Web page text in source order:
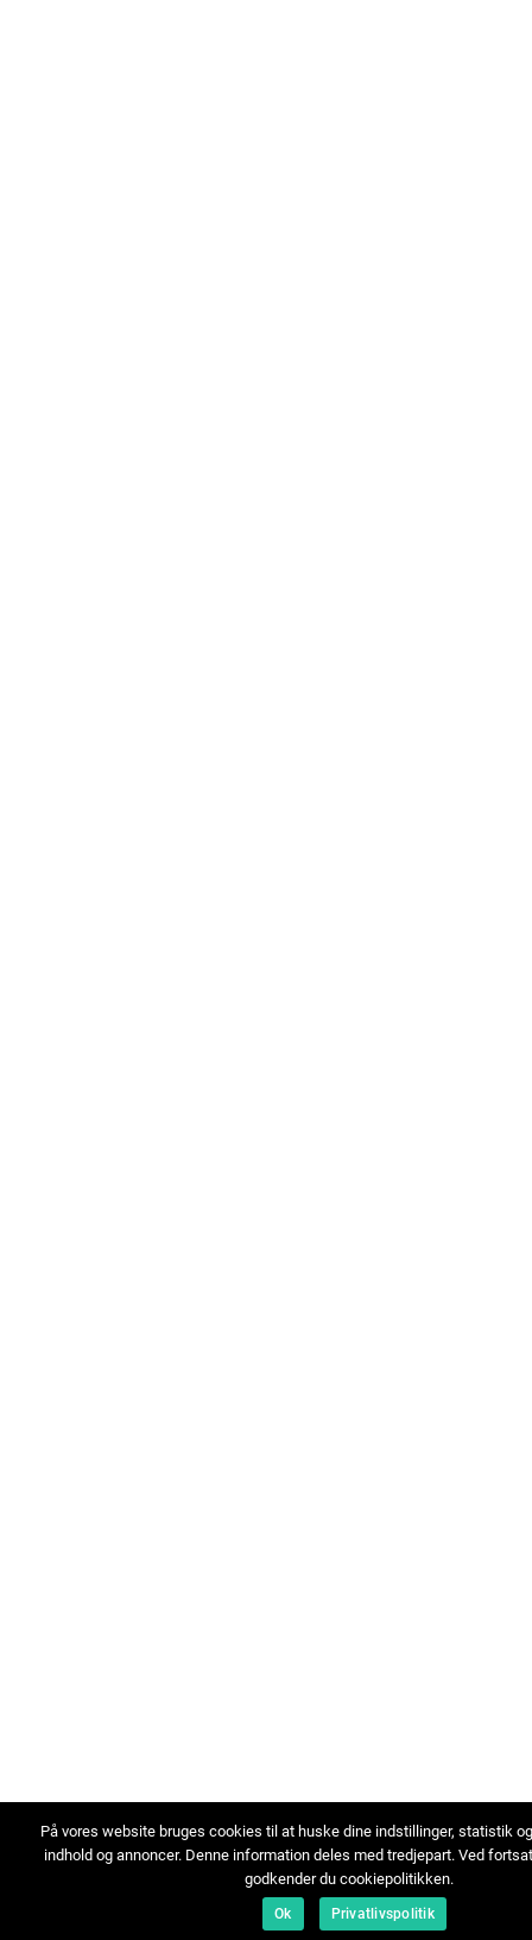
På vores website bruges cookies til at huske dine indstillinger, statistik
indhold og annoncer. Denne information deles med tredjepart. Ved
godkender du cookiepolitikken.
Ok Privatlivspolitik